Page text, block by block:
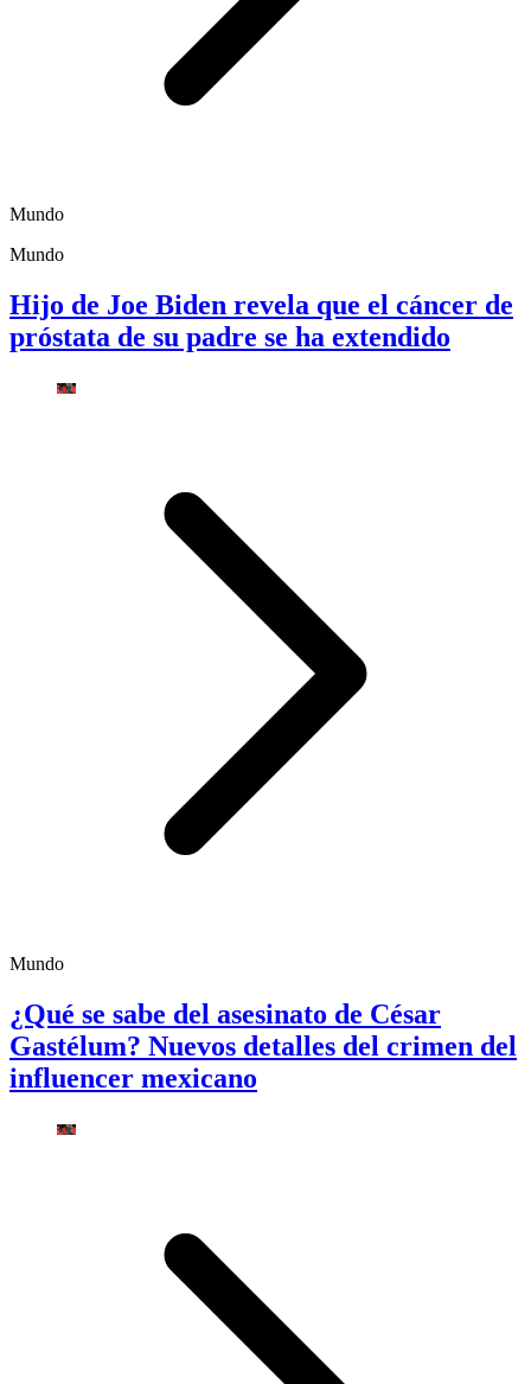
Mundo
Mundo
Hijo de Joe Biden revela que el cáncer de
próstata de su padre se ha extendido
Mundo
¿Qué se sabe del asesinato de César
Gastélum? Nuevos detalles del crimen del
influencer mexicano